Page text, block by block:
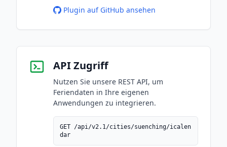
Plugin auf GitHub ansehen
API Zugriff
Nutzen Sie unsere REST API, um
Feriendaten in Ihre eigenen
Anwendungen zu integrieren.
GET /api/v2.1/cities/suenching/icalen
dar